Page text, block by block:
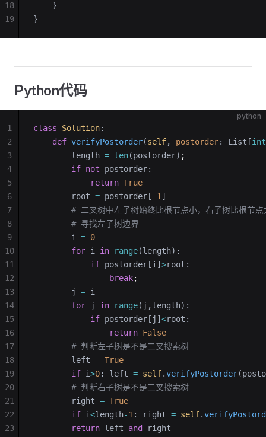
    }
}
18
19
Python代码
python
class Solution:
    def
verifyPostorder(self, postorder: List[int
        length
= len(postorder) ;
        if
not postorder:
            return
True
        root
= postorder[ -1 ]
# 二叉树中左子树始终比根节点小，右子树比根节点
        # 寻找左子树边界
        i
= 0
        for
i in range(length):
            if
postorder[i] >root:
                break
;
        j
= i
        for
j in range(j,length):
            if
postorder[j] <root:
                return
False
        # 判断左子树是不是二叉搜索树
        left
= True
        if
i>0: left = self.verifyPostorder
        # 判断右子树是不是二叉搜索树
        right
= True
        if
i<length-1 : right = self.
        return
left and right
1
2
3
4
5
6
7
8
9
10
11
12
13
14
15
16
17
18
19
20
21
22
23